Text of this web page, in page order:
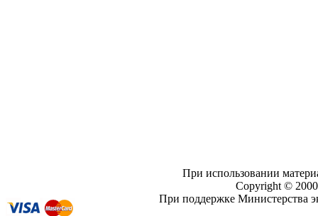
При использовании
Copyright ©
При поддержке Министерства